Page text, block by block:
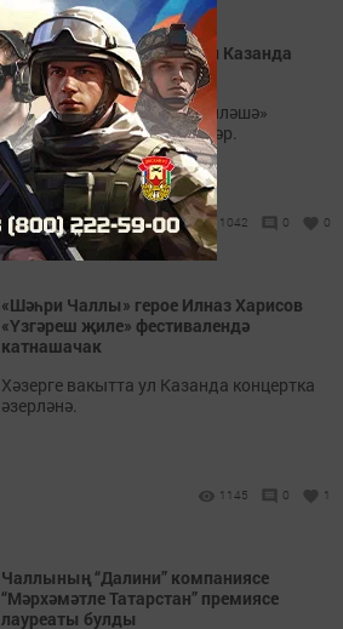
«Шәһри Чаллы» газетасын Казанда
бүләкләделәр
«Минем балам татарча сөйләшә»
проектын югары бәяләделәр.
1042 0 0
«Шәһри Чаллы» герое Илназ Харисов
«Үзгәреш җиле» фестивалендә
катнашачак
Хәзерге вакытта ул Казанда концертка
әзерләнә.
1145 0 1
Чаллының “Далини” компаниясе
“Мәрхәмәтле Татарстан” премиясе
лауреаты булды